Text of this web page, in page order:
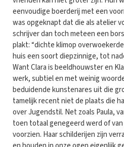
eenvoudige boerderij met een
was opgeknapt dat die als atelier
schrijver dan toch meteen een
plakt: “dichte klimop
huis een soort diepzinnige, tot
Want Clara is beeldhouwster en
werk, subtiel en met weinig
beduidende kunstenares uit die
tamelijk recent niet de plaats die
over Jugendstil. Net zoals Paula,
toen totaal genegeerd werd of
voorzien. Haar schilderijen zijn